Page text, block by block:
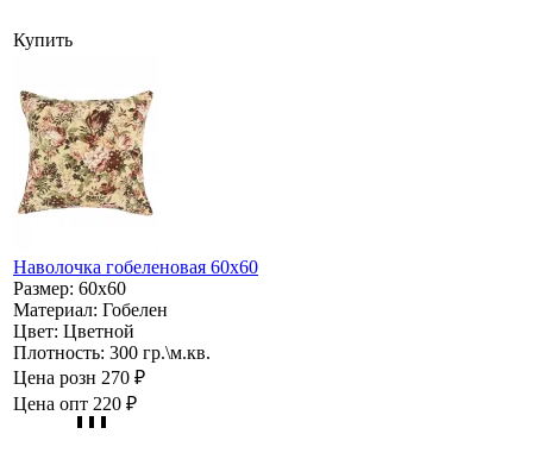
Купить
Наволочка гобеленовая 60х60
Размер: 60х60
Материал: Гобелен
Цвет: Цветной
Плотность: 300 гр.\м.кв.
Цена розн 270 ₽
Цена опт 220 ₽